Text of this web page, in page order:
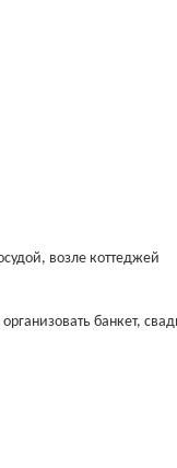
возле коттеджей
банкет,